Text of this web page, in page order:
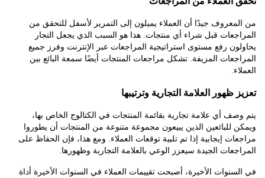
جيدًا أن العملاء يميلون إلى التمرير لأسفل للتحقق من
قبل شراء أي منتجات. هذا هو السبب الذي يجعل التجار
رفع مستوى استراتيجية المراجعات عبر الإنترنت وفرز جميع
المزيفة. تشكل مراجعات المنتجات أيضًا سمعة البائع بين
ظهور العلامة التجارية وترتيبها
أي علامة تجارية بقائمة المنتجات في الكتالوج الخاص بها،
للبائعين الذين يبيعون مجموعة متنوعة من المنتجات أن يطوروا
إيجابية إذا تم تلبية توقعات العملاء. ومع هذا، فإن الحفاظ على
الجيدة سيعزز الوعي بالعلامة التجارية وظهورها.
الأخيرة، أصبحت تقييمات العملاء في السنوات الأخيرة أداة